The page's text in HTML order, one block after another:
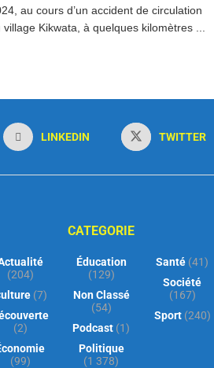
au cours d’un accident de circulation
Kikwata, à quelques kilomètres ...
LINKEDIN TWITTER
CATEGORIE
(204)
(7)
(2)
(99)
Éducation
(129)
Non Classé
(54)
Podcast (1)
Politique
(1 378)
Santé (41)
Société
(167)
Sport(240)